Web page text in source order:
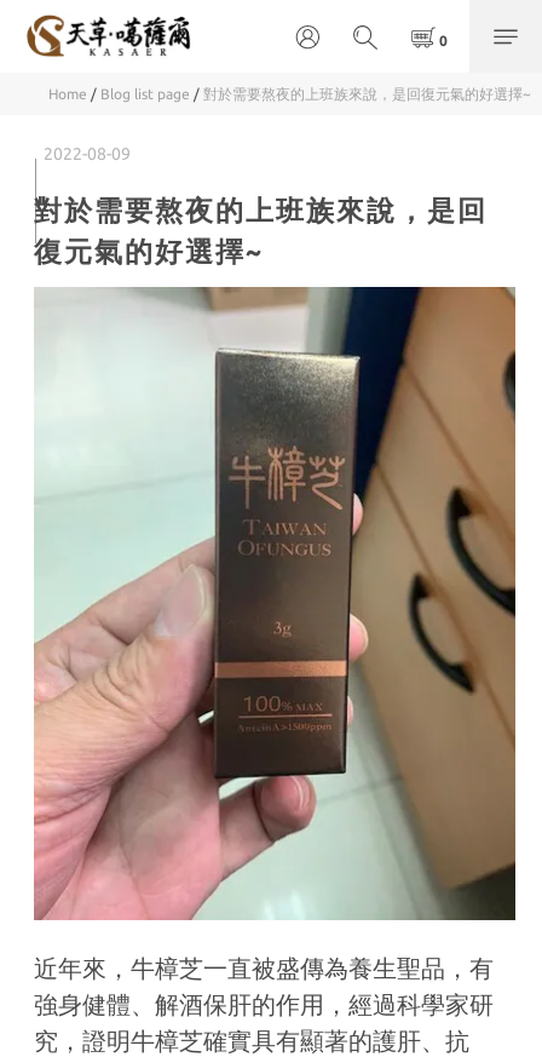
Home / Blog list page / 對於需要熬夜的上班族來說，是回復元氣的好選擇~
2022-08-09
對於需要熬夜的上班族來說，是回
復元氣的好選擇~
近年來，牛樟芝一直被盛傳為養生聖品，有
強身健體、解酒保肝的作用，經過科學家研
究，證明牛樟芝確實具有顯著的護肝、抗